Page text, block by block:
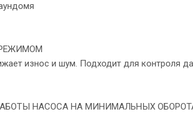
износ и шум. Подходит для контроля
НАСОСА НА МИНИМАЛЬНЫХ